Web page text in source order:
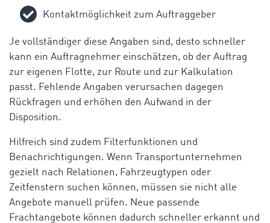
Kontaktmöglichkeit zum Auftraggeber
Je vollständiger diese Angaben sind, desto schneller
kann ein Auftragnehmer einschätzen, ob der Auftrag
zur eigenen Flotte, zur Route und zur Kalkulation
passt. Fehlende Angaben verursachen dagegen
Rückfragen und erhöhen den Aufwand in der
Disposition.
Hilfreich sind zudem Filterfunktionen und
Benachrichtigungen. Wenn Transportunternehmen
gezielt nach Relationen, Fahrzeugtypen oder
Zeitfenstern suchen können, müssen sie nicht alle
Angebote manuell prüfen. Neue passende
Frachtangebote können dadurch schneller erkannt und